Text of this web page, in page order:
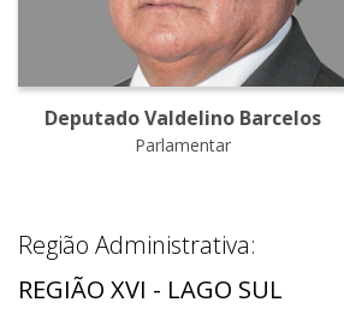
Deputado Valdelino Barcelos
Parlamentar
Região Administrativa:
REGIÃO XVI - LAGO SUL